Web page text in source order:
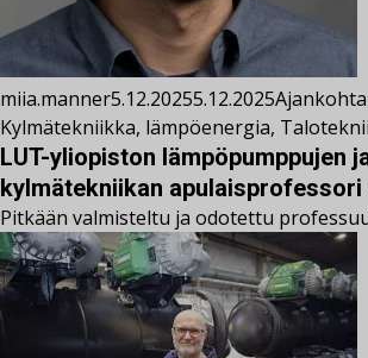
miia.manner5.12.20255.12.2025
Kylmätekniikka, lämpöenergia,
LUT-yliopiston lämpöpumppujen
kylmätekniikan
Pitkään valmisteltu ja odotettu